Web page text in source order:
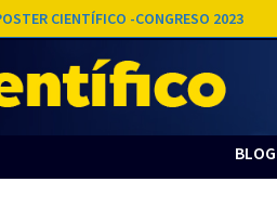
CIENTÍFICO -CONGRESO 2023